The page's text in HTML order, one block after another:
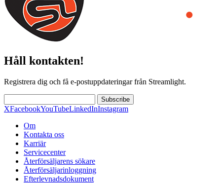
Håll kontakten!
Registrera dig och få e-postuppdateringar från Streamlight.
Subscribe
XFacebookYouTubeLinkedInInstagram
Om
Kontakta oss
Karriär
Servicecenter
Återförsäljarens sökare
Återförsäljarinloggning
Efterlevnadsdokument